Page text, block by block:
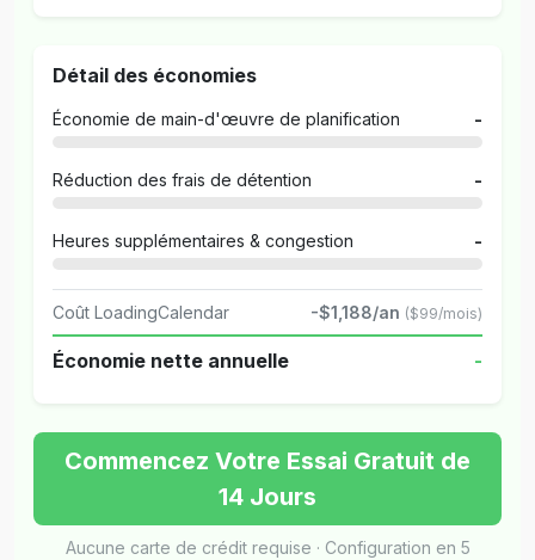
Détail des économies
Économie de main-d'œuvre de planification -
Réduction des frais de détention -
Heures supplémentaires & congestion -
Coût LoadingCalendar -$1,188/an ($99/mois)
Économie nette annuelle -
Commencez Votre Essai Gratuit de
14 Jours
Aucune carte de crédit requise · Configuration en 5